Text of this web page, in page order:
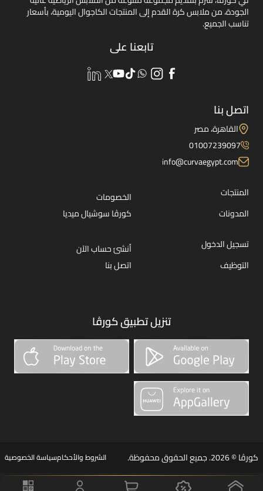
الجودة، من ملابس كرة القدم إلى المنتجات الكاجوال اليومية، بأسعار
تناسب الجميع.
تابعنا على
اتصل بنا
القاهرة، مصر
01007239097
info@curvaegypt.com
المنتجات
الخصومات
المدونات
كورڤا سوشيال ميديا
تسجيل الدخول
أنشئ حساب الآن
التوظيف
اتصل بنا
تنزيل تطبيق كورڤا
كورڤا © 2026. جميع الحقوق محفوظة. الشروط والأحكامسياسة الخصوصية